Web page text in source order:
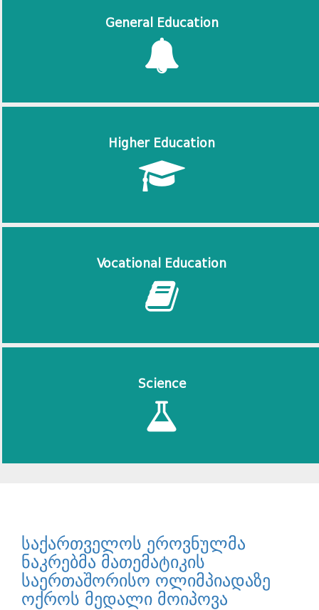
General Education
Higher Education
Vocational Education
Science
საქართველოს ეროვნულმა
ნაკრებმა მათემატიკის
საერთაშორისო ოლიმპიადაზე
ოქროს მედალი მოიპოვა